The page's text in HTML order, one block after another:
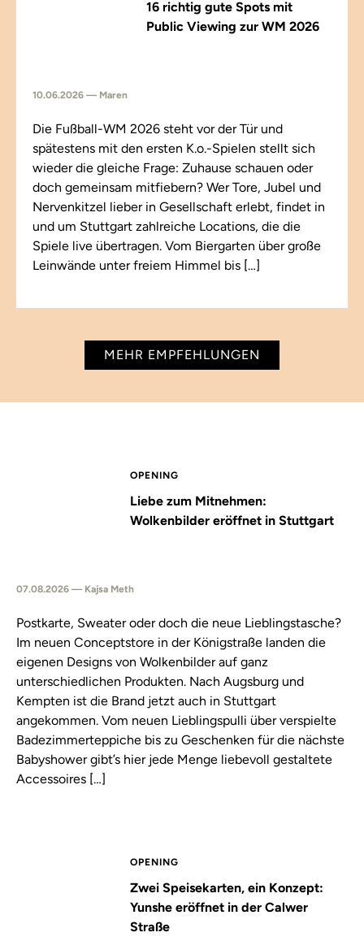
16 richtig gute Spots mit
Public Viewing zur WM 2026
10.06.2026 — Maren
Die Fußball-WM 2026 steht vor der Tür und
spätestens mit den ersten K.o.-Spielen stellt sich
wieder die gleiche Frage: Zuhause schauen oder
doch gemeinsam mitfiebern? Wer Tore, Jubel und
Nervenkitzel lieber in Gesellschaft erlebt, findet in
und um Stuttgart zahlreiche Locations, die die
Spiele live übertragen. Vom Biergarten über große
Leinwände unter freiem Himmel bis […]
MEHR EMPFEHLUNGEN
OPENING
Liebe zum Mitnehmen:
Wolkenbilder eröffnet in Stuttgart
07.08.2026 — Kajsa Meth
Postkarte, Sweater oder doch die neue Lieblingstasche?
Im neuen Conceptstore in der Königstraße landen die
eigenen Designs von Wolkenbilder auf ganz
unterschiedlichen Produkten. Nach Augsburg und
Kempten ist die Brand jetzt auch in Stuttgart
angekommen. Vom neuen Lieblingspulli über verspielte
Badezimmerteppiche bis zu Geschenken für die nächste
Babyshower gibt’s hier jede Menge liebevoll gestaltete
Accessoires […]
OPENING
Zwei Speisekarten, ein Konzept:
Yunshe eröffnet in der Calwer
Straße